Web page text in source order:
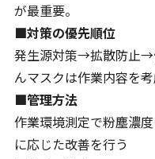
が最重要。
■対策の優先順位
発生源対策→拡散防止→
んマスクは作業内容を
■管理方法
作業環境測定で粉塵濃
に応じた改善を行う